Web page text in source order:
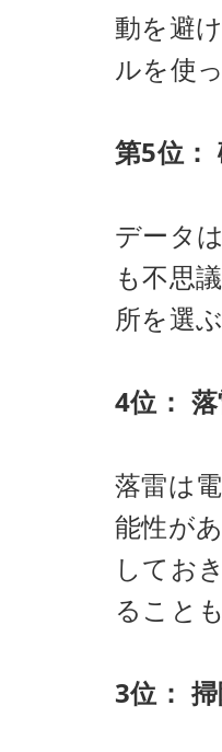
動を避
ルを使
第5位：
データ
も不思
所を選
4位：
落雷は
能性が
してお
ること
3位：